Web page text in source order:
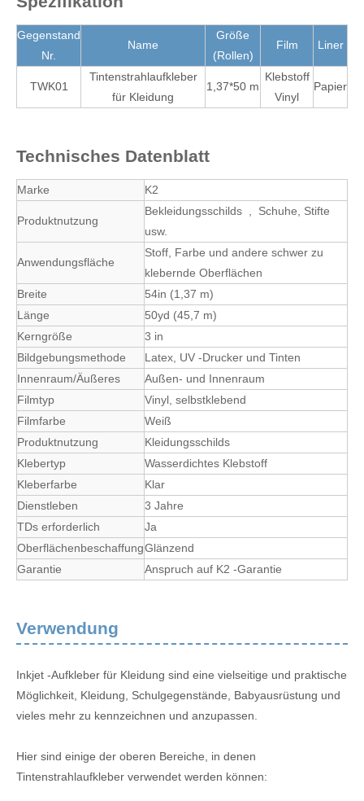
Gegenstand
Nr.
Name
Größe
(Rollen)
Film Liner
TWK01
Tintenstrahlaufkleber
für Kleidung
1,37*50 m
Klebstoff
Vinyl
Papier
Technisches Datenblatt
Marke K2
Produktnutzung
Bekleidungsschilds , Schuhe, Stifte
usw.
Anwendungsfläche
Stoff, Farbe und andere schwer zu
klebernde Oberflächen
Breite
54in (1,37 m)
Länge
50yd (45,7 m)
Kerngröße
3 in
Bildgebungsmethode
Latex, UV -Drucker und Tinten
Innenraum/Äußeres
Außen- und Innenraum
Filmtyp
Vinyl, selbstklebend
Filmfarbe
Weiß
Produktnutzung
Kleidungsschilds
Klebertyp
Wasserdichtes Klebstoff
Kleberfarbe
Klar
Dienstleben
3 Jahre
TDs erforderlich
Ja
OberflächenbeschaffungGlänzend
Garantie
Anspruch auf K2 -Garantie
Verwendung
Inkjet -Aufkleber für Kleidung sind eine vielseitige und praktische
Möglichkeit, Kleidung, Schulgegenstände, Babyausrüstung und
vieles mehr zu kennzeichnen und anzupassen.
Hier sind einige der oberen Bereiche, in denen
Tintenstrahlaufkleber verwendet werden können: